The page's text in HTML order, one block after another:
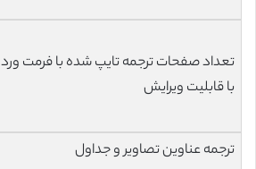
تعداد صفحات ترجمه تایپ شده با فرمت ورد
با قابلیت ویرایش
ترجمه عناوین تصاویر و جداول